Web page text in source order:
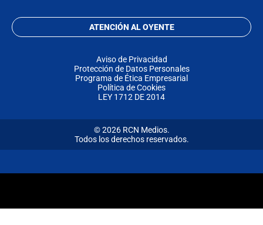
ATENCIÓN AL OYENTE
Aviso de Privacidad
Protección de Datos Personales
Programa de Ética Empresarial
Política de Cookies
LEY 1712 DE 2014
© 2026 RCN Medios.
Todos los derechos reservados.